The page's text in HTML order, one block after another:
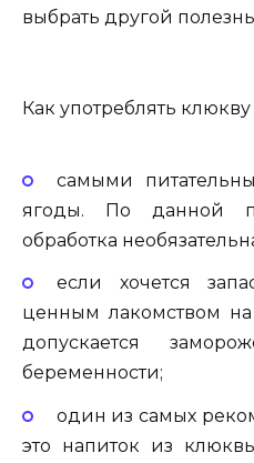
выбрать другой
Как употреблять
самыми
ягоды. По данной
обработка
если хочется
ценным лакомством
допускается
беременности;
один из самых
это напиток из